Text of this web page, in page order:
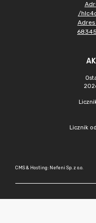
/
Adres
Licznik
CMS & Hosting: Nefeni Sp. z o.o.